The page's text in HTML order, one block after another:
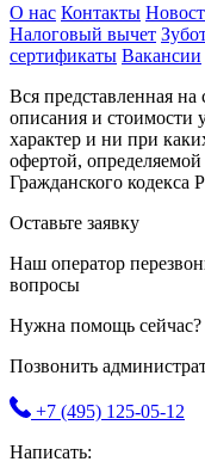
О нас Контакты
Налоговый вычет
сертификаты Вакансии
Вся представленная
описания и стоимости
характер и ни при
офертой,
Гражданского кодекса
Оставьте заявку
Наш оператор
вопросы
Нужна помощь сейчас?
Позвонить
+7 (495) 125-05-12
Написать: